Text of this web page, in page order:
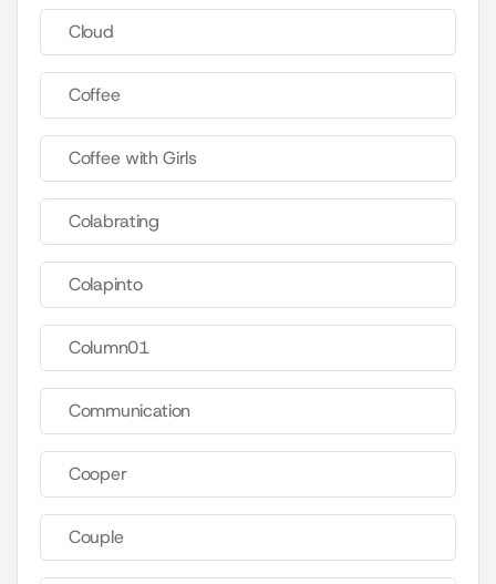
Cloud
Coffee
Coffee with Girls
Colabrating
Colapinto
Column01
Communication
Cooper
Couple